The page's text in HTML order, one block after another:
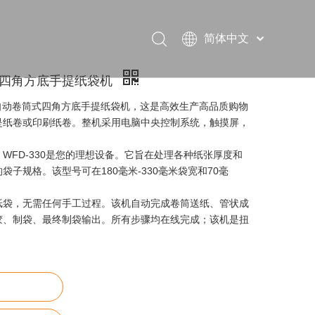
简体中文
Français
Pусский
Español
角方底手提纸袋机
卷筒式四角方底手提纸袋机，这是高效生产高品质购物
卷或印刷纸卷。整机采用电脑中央控制系统，触摸屏，
330是您的理想设备。它旨在处理各种纸张厚度和
子规格。该型号可在180毫米-330毫米袋宽和70毫
，无需任何手工过程。该机自动完成卷筒送纸、管状成
制袋、最终制袋输出。所有步骤均在线完成；该机是扭